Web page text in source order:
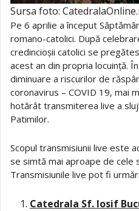
Sursa foto:
Pe 6 aprilie a început
romano-catolici. După
credincioșii catolici se
acest an din propria locuință.
diminuare a riscurilor de
coronavirus – COVID 19, mai
hotărât transmiterea live a
Patimilor.
Scopul transmisiunii live este
se simtă mai aproape de cele
Transmisiunile live pot fi
Catedrala Sf. Iosif